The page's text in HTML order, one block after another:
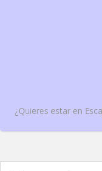
¿Quieres estar en